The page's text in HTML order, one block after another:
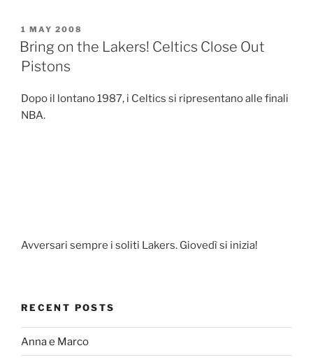
POSTED
ON
1 MAY 2008
Bring on the Lakers! Celtics Close Out
Pistons
Dopo il lontano 1987, i Celtics si ripresentano alle finali
NBA.
Avversari sempre i soliti Lakers. Giovedì si inizia!
RECENT POSTS
Anna e Marco